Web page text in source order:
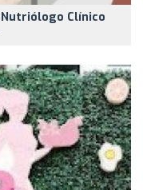
Nutriólogo Clínico